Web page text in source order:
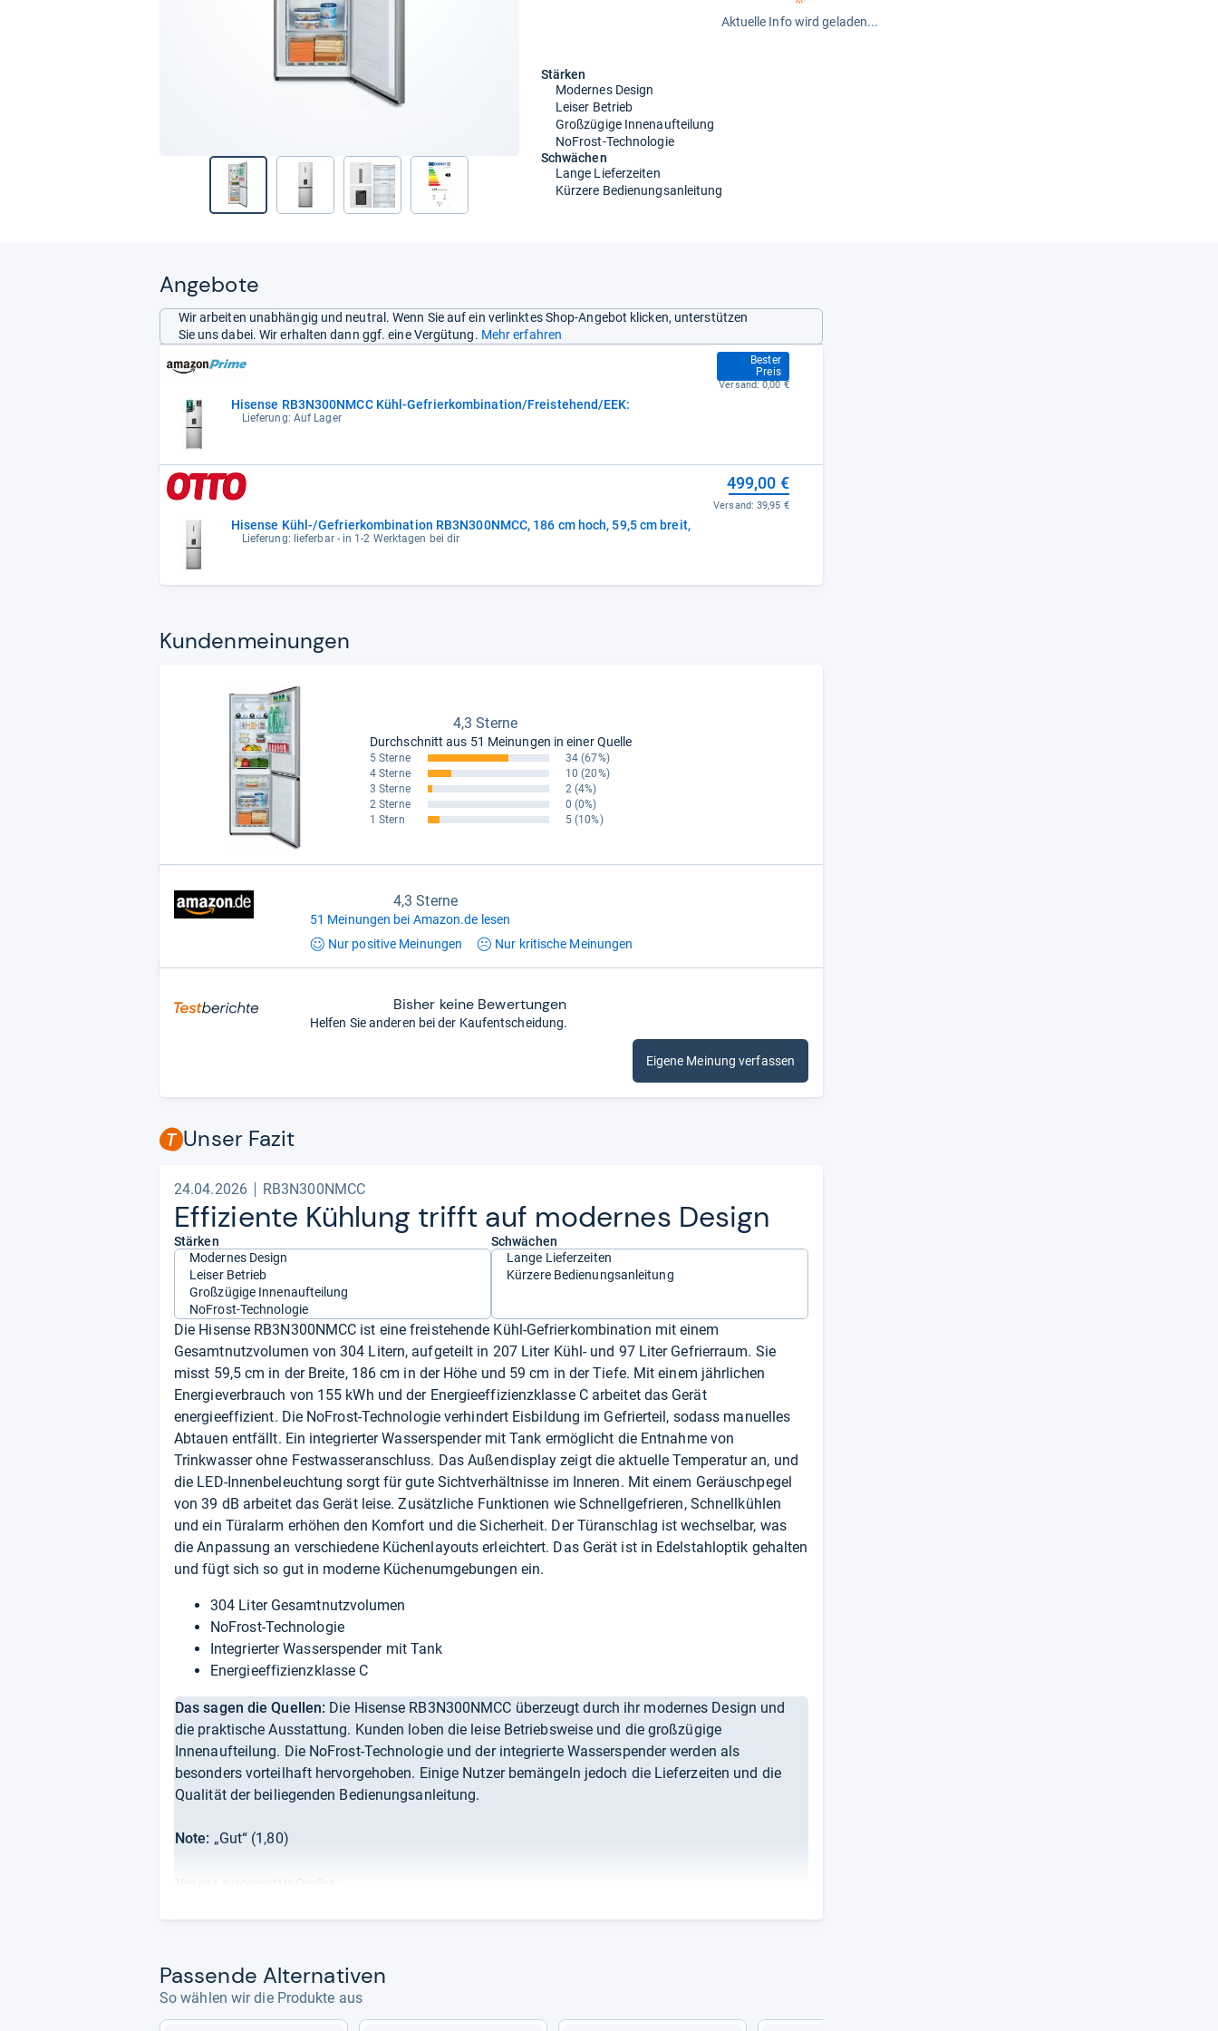
Aktuelle Info wird geladen...
Stärken
Modernes Design
Leiser Betrieb
Großzügige Innenaufteilung
NoFrost-Technologie
Schwächen
Lange Lieferzeiten
Kürzere Bedienungsanleitung
Angebote
Wir arbeiten unabhängig und neutral. Wenn Sie auf ein verlinktes Shop-Angebot klicken, unterstützen
Sie uns dabei. Wir erhalten dann ggf. eine Vergütung. Mehr erfahren
Hisense RB3N300NMCC Kühl-Gefrierkombination/Freistehend/EEK:
Lieferung: Auf Lager
Bester
Preis
499,00 €
Versand:0,00 €
Hisense Kühl-/Gefrierkombination RB3N300NMCC, 186 cm hoch, 59,5 cm breit,
Lieferung: lieferbar - in 1-2 Werktagen bei dir
499,00 €
Versand:39,95 €
Kun­den­mei­nun­gen
4,3 Sterne
Durchschnitt aus 51 Meinungen in einer Quelle
5 Sterne 34 (67%)
4 Sterne
10 (20%)
3 Sterne
2 (4%)
2 Sterne
0 (0%)
1 Stern
5 (10%)
4,3 Sterne
51 Meinungen bei Amazon.de lesen
Nur positive Meinungen Nur kritische Meinungen
Bisher keine Bewertungen
Helfen Sie anderen bei der Kaufentscheidung.
Eigene Meinung verfassen
Unser Fazit
24.04.2026 RB3N300NMCC
Effi­zi­ente Küh­lung trifft auf moder­nes Design
Stärken
Modernes Design
Leiser Betrieb
Großzügige Innenaufteilung
NoFrost-Technologie
Schwächen
Lange Lieferzeiten
Kürzere Bedienungsanleitung
Die Hisense RB3N300NMCC ist eine freistehende Kühl-Gefrierkombination mit einem
Gesamtnutzvolumen von 304 Litern, aufgeteilt in 207 Liter Kühl- und 97 Liter Gefrierraum. Sie
misst 59,5 cm in der Breite, 186 cm in der Höhe und 59 cm in der Tiefe. Mit einem jährlichen
Energieverbrauch von 155 kWh und der Energieeffizienzklasse C arbeitet das Gerät
energieeffizient. Die NoFrost-Technologie verhindert Eisbildung im Gefrierteil, sodass manuelles
Abtauen entfällt. Ein integrierter Wasserspender mit Tank ermöglicht die Entnahme von
Trinkwasser ohne Festwasseranschluss. Das Außendisplay zeigt die aktuelle Temperatur an, und
die LED-Innenbeleuchtung sorgt für gute Sichtverhältnisse im Inneren. Mit einem Geräuschpegel
von 39 dB arbeitet das Gerät leise. Zusätzliche Funktionen wie Schnellgefrieren, Schnellkühlen
und ein Türalarm erhöhen den Komfort und die Sicherheit. Der Türanschlag ist wechselbar, was
die Anpassung an verschiedene Küchenlayouts erleichtert. Das Gerät ist in Edelstahloptik gehalten
und fügt sich so gut in moderne Küchenumgebungen ein.
304 Liter Gesamtnutzvolumen
NoFrost-Technologie
Integrierter Wasserspender mit Tank
Energieeffizienzklasse C
Das sagen die Quellen: Die Hisense RB3N300NMCC überzeugt durch ihr modernes Design und
die praktische Ausstattung. Kunden loben die leise Betriebsweise und die großzügige
Innenaufteilung. Die NoFrost-Technologie und der integrierte Wasserspender werden als
besonders vorteilhaft hervorgehoben. Einige Nutzer bemängeln jedoch die Lieferzeiten und die
Qualität der beiliegenden Bedienungsanleitung.
Note: „Gut“ (1,80)
Von uns ausgewertete Quellen:
Redaktion von Testberichte.de
Pas­sende Alter­na­ti­ven
So wählen wir die Produkte aus